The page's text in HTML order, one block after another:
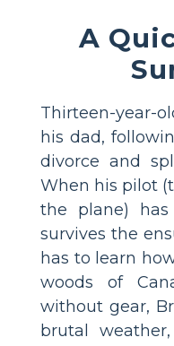
A
Thirteen-year-
his dad,
divorce and
When his pilot
the plane)
survives the
has to learn
woods of
without gear,
brutal